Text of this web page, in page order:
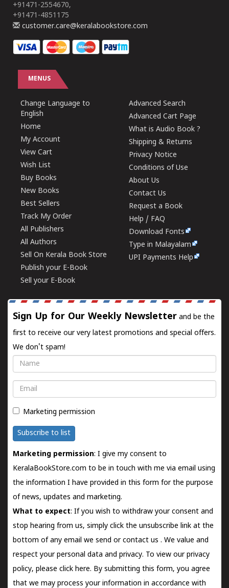
+91471-2554670,
+91471-4851175
customer.care@keralabookstore.com
MENUS
Change Language to
English
Home
My Account
View Cart
Wish List
Buy Books
New Books
Best Sellers
Track My Order
All Publishers
All Authors
Sell On Kerala Book Store
Publish your E-Book
Sell your E-Book
Advanced Search
Advanced Cart Page
What is Audio Book ?
Shipping & Returns
Privacy Notice
Conditions of Use
About Us
Contact Us
Request a Book
Help / FAQ
Download Fonts
Type in Malayalam
UPI Payments Help
Sign Up for Our Weekly Newsletter and be the
first to receive our very latest promotions and special offers.
We don't spam!
Name
Email
Marketing permission
Subscribe to list
Marketing permission: I give my consent to
KeralaBookStore.com to be in touch with me via email using
the information I have provided in this form for the purpose
of news, updates and marketing.
What to expect: If you wish to withdraw your consent and
stop hearing from us, simply click the unsubscribe link at the
bottom of any email we send orcontact us . We value and
respect your personal data and privacy. To view our privacy
policy, please click here. By submitting this form, you agree
that we may process your information in accordance with